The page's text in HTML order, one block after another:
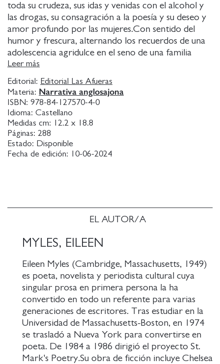
EL AUTOR/A
MYLES, EILEEN
Eileen Myles (Cambridge, Massachusetts, 1949)
es poeta, novelista y periodista cultural cuya
singular prosa en primera persona la ha
convertido en todo un referente para varias
generaciones de escritores. Tras estudiar en la
Universidad de Massachusetts-Boston, en 1974
se trasladó a Nueva York para convertirse en
poeta. De 1984 a 1986 dirigió el proyecto St.
Mark's Poetry.Su obra de ficción incluye Chelsea
toda su crudeza, sus idas y venidas con el alcohol y
las drogas, su consagración a la poesía y su deseo y
amor profundo por las mujeres.Con sentido del
humor y frescura, alternando los recuerdos de una
adolescencia agridulce en el seno de una familia
católica de clase trabajadora, con noches insomnes
de fiesta, personajes imborrables y escenas de sexo
perturbadoras, Myles construye un retrato de la
formación de un personaje que se niega a ser
encasillado o a plegarse a convención
alguna.Chelsea Girls fue publicada originalmente en
1994 y a día de hoy es un referente de libertad y
experimentación cuya lectura atrapa de forma
magistral.
Leer más
Editorial: Editorial Las Afueras
Materia: Narrativa anglosajona
ISBN: 978-84-127570-4-0
Idioma: Castellano
Medidas cm:
12.2 x 18.8
Páginas: 288
Estado: Disponible
Fecha de edición:
10-06-2024